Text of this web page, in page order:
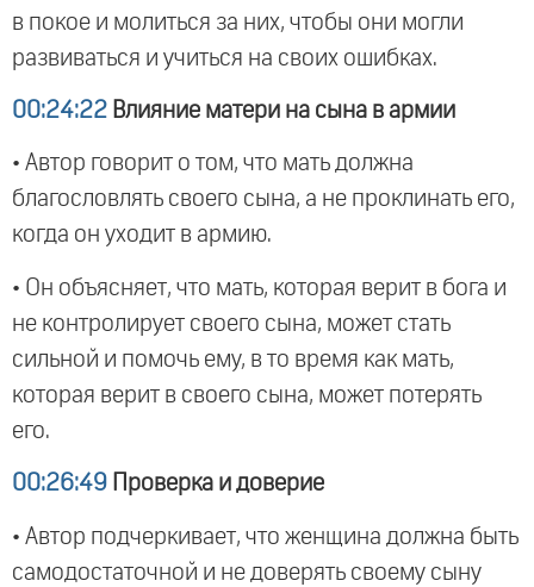
в покое и молиться за них, чтобы они могли
развиваться и учиться на своих ошибках.
00:24:22 Влияние матери на сына в армии
• Автор говорит о том, что мать должна
благословлять своего сына, а не проклинать его,
когда он уходит в армию.
• Он объясняет, что мать, которая верит в бога и
не контролирует своего сына, может стать
сильной и помочь ему, в то время как мать,
которая верит в своего сына, может потерять
его.
00:26:49 Проверка и доверие
• Автор подчеркивает, что женщина должна быть
самодостаточной и не доверять своему сыну